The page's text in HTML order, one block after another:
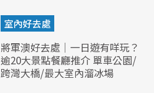
室內好去處
將軍澳好去處｜一日遊有咩玩？
逾20大景點餐廳推介 單車公園/
跨灣大橋/最大室內溜冰場